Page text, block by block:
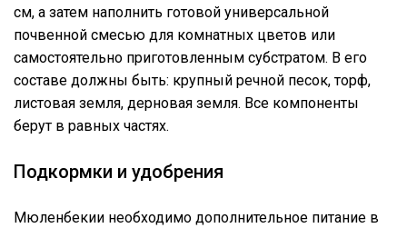
см, а затем наполнить готовой универсальной
почвенной смесью для комнатных цветов или
самостоятельно приготовленным субстратом. В его
составе должны быть: крупный речной песок, торф,
листовая земля, дерновая земля. Все компоненты
берут в равных частях.
Подкормки и удобрения
Мюленбекии необходимо дополнительное питание в